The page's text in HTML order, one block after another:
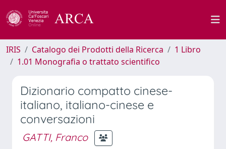
IRIS Catalogo dei Prodotti della Ricerca
1 Libro
1.01 Monografia o trattato scientifico
Dizionario compatto cinese-
italiano, italiano-cinese e
conversazioni
GATTI, Franco